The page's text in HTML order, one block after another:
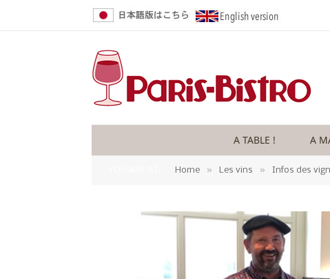
A TABLE ! A
Home » Les vins » Infos des